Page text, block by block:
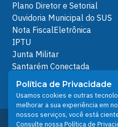
Plano Diretor e Setorial
Ouvidoria Municipal do SUS
Nota FiscalEletrônica
IPTU
Junta Militar
Santarém Conectada
Política de Privacidade
People illustrations by
Desenvolvido pelo Núcleo
Política de Privacidade
Usamos cookies e outras
melhorar a sua experiência em
nossos serviços, você está
Consulte nossaPolítica de